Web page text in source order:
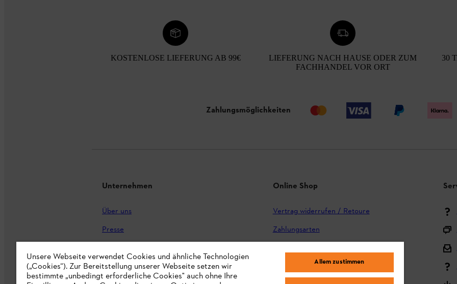
KOSTENLOSE LIEFERUNG AB 99€
LIEFERUNG NACH HAUSE ODER ZUM
FACHHANDEL VOR ORT
30
Zahlungsmöglichkeiten
Unternehmen
Über uns
Presse
STIHL Markenshop
Online Shop
Vertrag widerrufen / Retoure
Zahlungsarten
Reklamation und Garantie
Unsere Webseite verwendet Cookies und ähnliche Technologien
(„Cookies“). Zur Bereitstellung unserer Webseite setzen wir
bestimmte „unbedingt erforderliche Cookies" auch ohne Ihre
Allem zustimmen